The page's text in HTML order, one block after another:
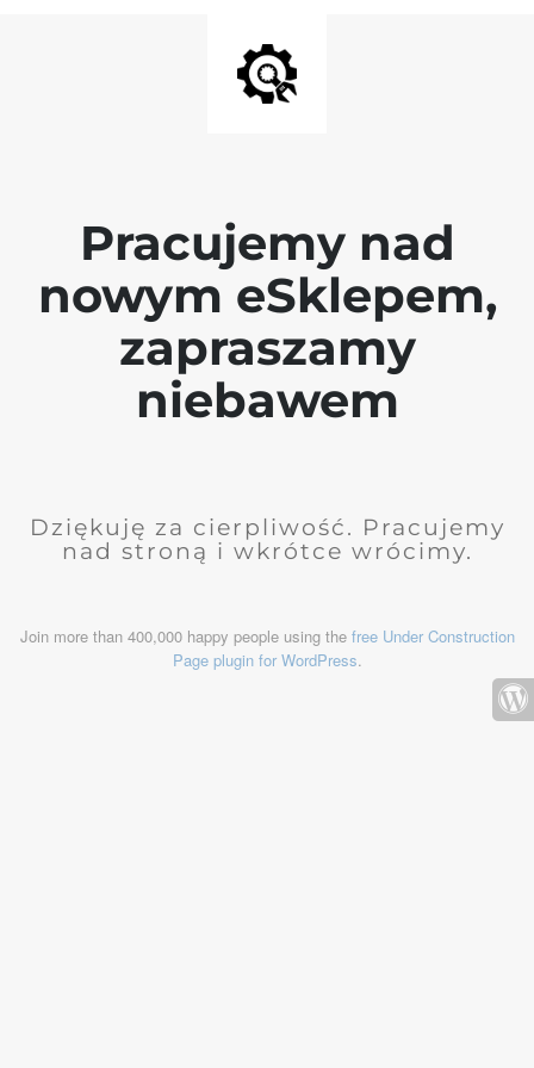
Pracujemy nad
nowym eSklepem,
zapraszamy
niebawem
Dziękuję za cierpliwość. Pracujemy
nad stroną i wkrótce wrócimy.
Join more than 400,000 happy people using the free Under Construction
Page plugin for WordPress.